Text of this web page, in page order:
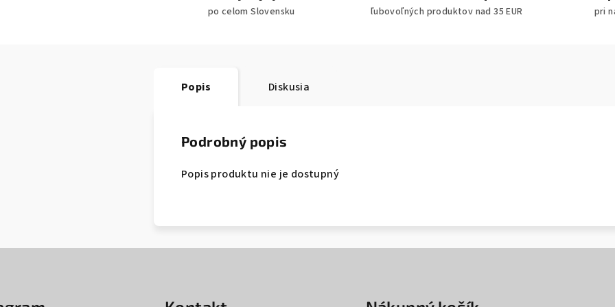
po celom Slovensku ľubovoľných produktov nad 35 EUR pri
Popis Diskusia
Podrobný popis
Popis produktu nie je dostupný